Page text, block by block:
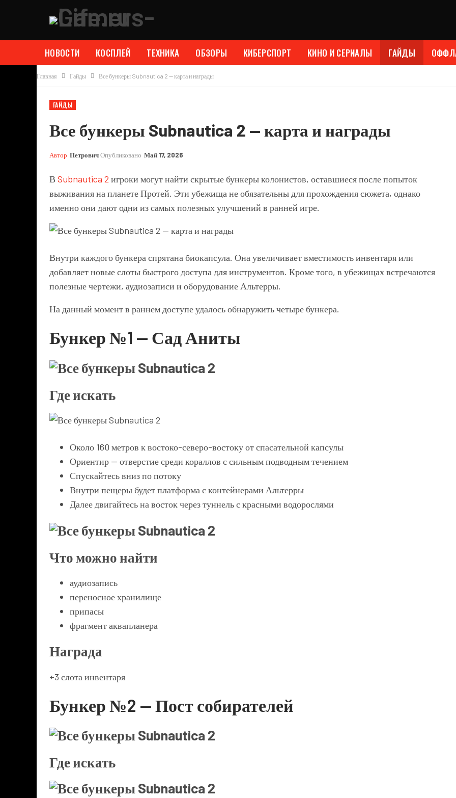
НОВОСТИ КОСПЛЕЙ ТЕХНИКА ОБЗОРЫ КИБЕРСПОРТ КИНО И СЕРИАЛЫ ГАЙДЫ
Главная Гайды Все бункеры Subnautica 2 — карта и награды
ГАЙДЫ
Все бункеры Subnautica 2 — карта и награды
Автор ПетровичОпубликовано Май 17, 2026
В Subnautica 2 игроки могут найти скрытые бункеры колонистов, оставшиеся после попыток
выживания на планете Протей. Эти убежища не обязательны для прохождения сюжета, однако
именно они дают одни из самых полезных улучшений в ранней игре.
Внутри каждого бункера спрятана биокапсула. Она увеличивает вместимость инвентаря или
добавляет новые слоты быстрого доступа для инструментов. Кроме того, в убежищах встречаются
полезные чертежи, аудиозаписи и оборудование Альтерры.
На данный момент в раннем доступе удалось обнаружить четыре бункера.
Бункер №1 — Сад Аниты
Где искать
Около 160 метров к востоко-северо-востоку от спасательной капсулы
Ориентир — отверстие среди кораллов с сильным подводным течением
Спускайтесь вниз по потоку
Внутри пещеры будет платформа с контейнерами Альтерры
Далее двигайтесь на восток через туннель с красными водорослями
Что можно найти
аудиозапись
переносное хранилище
припасы
фрагмент аквапланера
Награда
+3 слота инвентаря
Бункер №2 — Пост собирателей
Где искать